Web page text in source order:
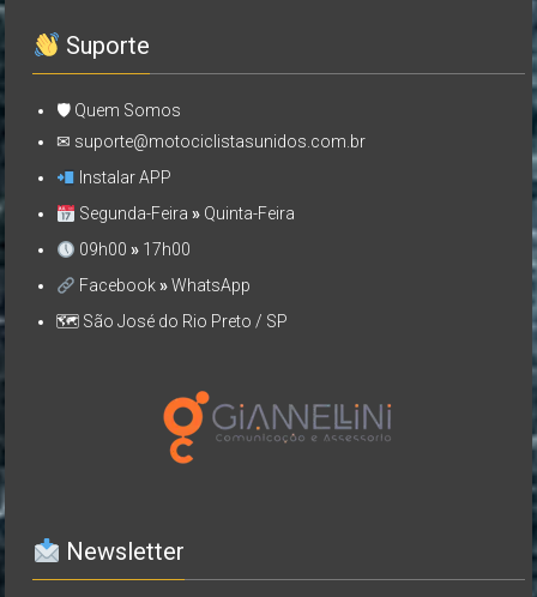
Suporte
🛡 Quem Somos
✉ suporte@motociclistasunidos.com.br
Instalar APP
Segunda-Feira» Quinta-Feira
09h00» 17h00
Facebook » WhatsApp
🗺 São José do Rio Preto / SP
Newsletter